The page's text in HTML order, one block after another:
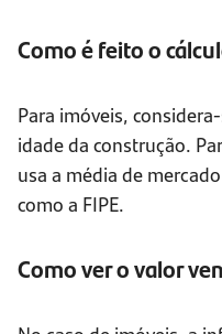
Como é feito o
Para imóveis,
idade da construção.
usa a média de
como a FIPE.
Como ver o valor